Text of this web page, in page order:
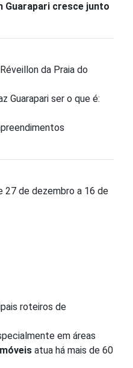
Guarapari cresce junto
da Praia do
Guarapari ser o que é:
27 de dezembro a 16 de
roteiros de
em áreas
atua há mais de 60